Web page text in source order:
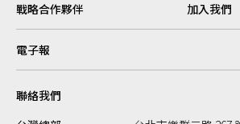
戰略合作夥伴 加入我們
電子報
聯絡我們